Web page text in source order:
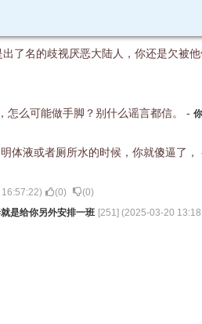
了名的歧视厌恶大陆人，你还是欠被
么可能做手脚？别什么谣言都信。 -
体液或者厕所水的时候，你就傻逼了，
) (0) (0)
就是给你另外安排一班 [251] (2025-03-20